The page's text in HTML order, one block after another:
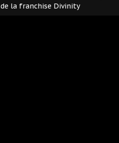
de la franchise Divinity